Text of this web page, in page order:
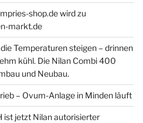
shop.de wird zu
markt.de
Temperaturen steigen – drinnen
kühl. Die Nilan Combi 400
und Neubau.
– Ovum-Anlage in Minden läuft
ist jetzt Nilan autorisierter